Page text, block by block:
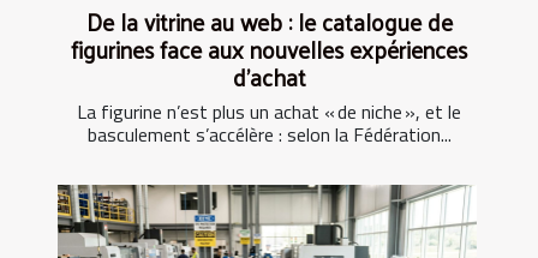
De la vitrine au web : le catalogue de
figurines face aux nouvelles expériences
d’achat
La figurine n’est plus un achat « de niche », et le
basculement s’accélère : selon la Fédération...